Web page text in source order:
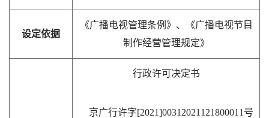
设定依据
《广播电视管理条例》、《广播电视节目
制作经营管理规定》
行政许可决定书
京广行许字[2021]00312021121800011号